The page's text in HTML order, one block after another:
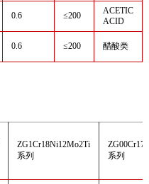
0.6 ≤200
ACETIC
ACID
0.6 ≤200 醋酸类
ZG1Cr18Ni12Mo2Ti
系列
系列